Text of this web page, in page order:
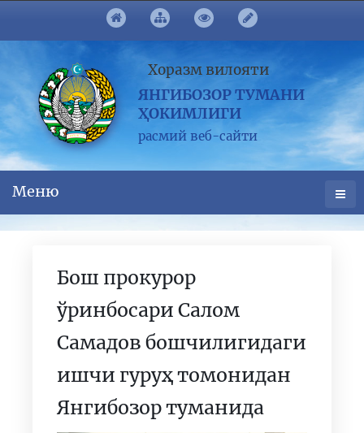
Хоразм вилояти
ЯНГИБОЗОР ТУМАНИ
ҲОКИМЛИГИ
расмий веб-сайти
Меню
Бош прокурор
ўринбосари Салом
Самадов бошчилигидаги
ишчи гуруҳ томонидан
Янгибозор туманида